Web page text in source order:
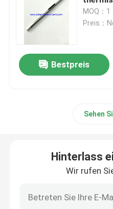
Patientenmonitor-
Teile von Defibrillatoren
Batterien für
MOQ：1
Preis：
Bestpreis
Sehen
Hinterlass
Wir rufen